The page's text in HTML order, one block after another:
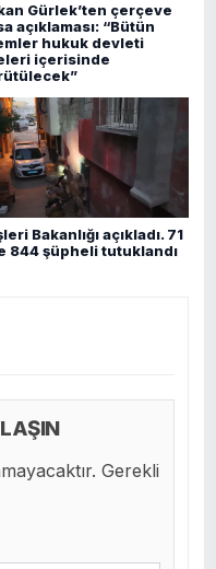
Gürlek’ten çerçeve
açıklaması: “Bütün
hukuk devleti
içerisinde
Bakanlığı açıkladı. 71
844 şüpheli tutuklandı
Gerekli